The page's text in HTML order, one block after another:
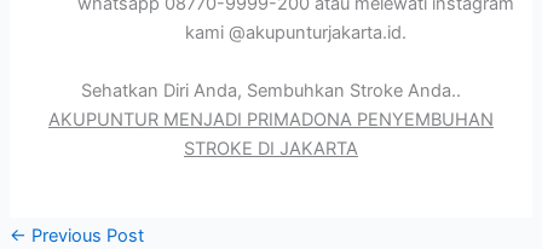
kami @akupunturjakarta.id.
Sehatkan Diri Anda, Sembuhkan Stroke Anda..
AKUPUNTUR MENJADI PRIMADONA PENYEMBUHAN
STROKE DI JAKARTA
← Previous Post